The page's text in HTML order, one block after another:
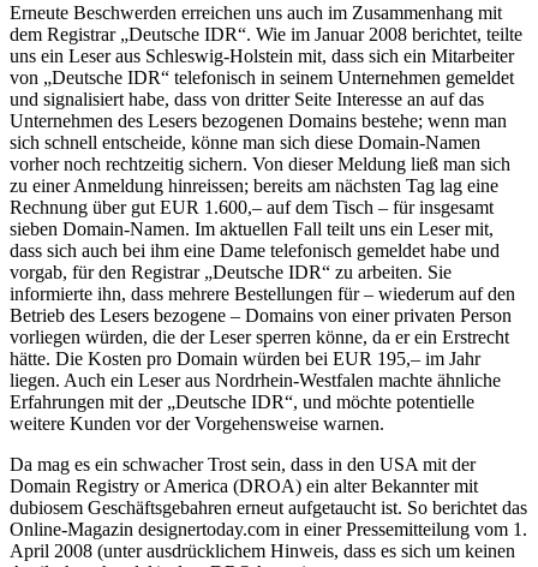
Erneute Beschwerden erreichen uns auch im Zusammenhang mit
dem Registrar „Deutsche IDR“. Wie im Januar 2008 berichtet, teilte
uns ein Leser aus Schleswig-Holstein mit, dass sich ein Mitarbeiter
von „Deutsche IDR“ telefonisch in seinem Unternehmen gemeldet
und signalisiert habe, dass von dritter Seite Interesse an auf das
Unternehmen des Lesers bezogenen Domains bestehe; wenn man
sich schnell entscheide, könne man sich diese Domain-Namen
vorher noch rechtzeitig sichern. Von dieser Meldung ließ man sich
zu einer Anmeldung hinreissen; bereits am nächsten Tag lag eine
Rechnung über gut EUR 1.600,– auf dem Tisch – für insgesamt
sieben Domain-Namen. Im aktuellen Fall teilt uns ein Leser mit,
dass sich auch bei ihm eine Dame telefonisch gemeldet habe und
vorgab, für den Registrar „Deutsche IDR“ zu arbeiten. Sie
informierte ihn, dass mehrere Bestellungen für – wiederum auf den
Betrieb des Lesers bezogene – Domains von einer privaten Person
vorliegen würden, die der Leser sperren könne, da er ein Erstrecht
hätte. Die Kosten pro Domain würden bei EUR 195,– im Jahr
liegen. Auch ein Leser aus Nordrhein-Westfalen machte ähnliche
Erfahrungen mit der „Deutsche IDR“, und möchte potentielle
weitere Kunden vor der Vorgehensweise warnen.
Da mag es ein schwacher Trost sein, dass in den USA mit der
Domain Registry or America (DROA) ein alter Bekannter mit
dubiosem Geschäftsgebahren erneut aufgetaucht ist. So berichtet das
Online-Magazin designertoday.com in einer Pressemitteilung vom 1.
April 2008 (unter ausdrücklichem Hinweis, dass es sich um keinen